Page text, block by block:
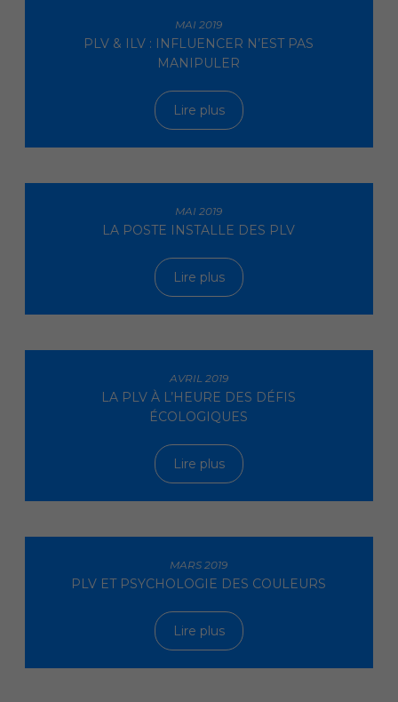
MAI 2019
PLV & ILV : INFLUENCER N’EST PAS
MANIPULER
Lire plus
MAI 2019
LA POSTE INSTALLE DES PLV
Lire plus
AVRIL 2019
LA PLV À L’HEURE DES DÉFIS
ÉCOLOGIQUES
Lire plus
MARS 2019
PLV ET PSYCHOLOGIE DES COULEURS
Lire plus